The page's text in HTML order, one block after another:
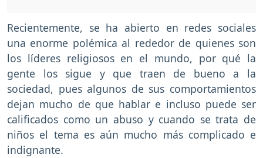
Recientemente, se ha abierto en redes sociales
una enorme polémica al rededor de quienes son
los líderes religiosos en el mundo, por qué la
gente los sigue y que traen de bueno a la
sociedad, pues algunos de sus comportamientos
dejan mucho de que hablar e incluso puede ser
calificados como un abuso y cuando se trata de
niños el tema es aún mucho más complicado e
indignante.